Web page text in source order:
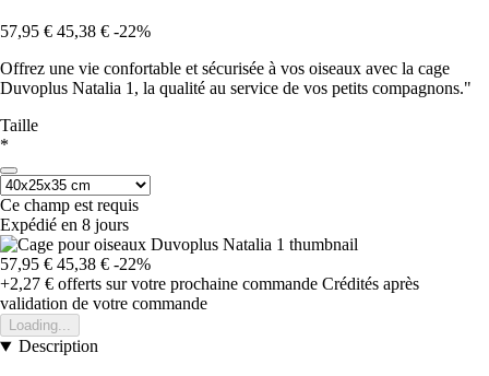
57,95 € 45,38 € -22%
Offrez une vie confortable et sécurisée à vos oiseaux avec la cage
Duvoplus Natalia 1, la qualité au service de vos petits compagnons."
Taille
*
Ce champ est requis
Expédié en 8 jours
57,95 € 45,38 € -22%
+2,27 € offerts sur votre prochaine commande Crédités après
validation de votre commande
Loading...
Description